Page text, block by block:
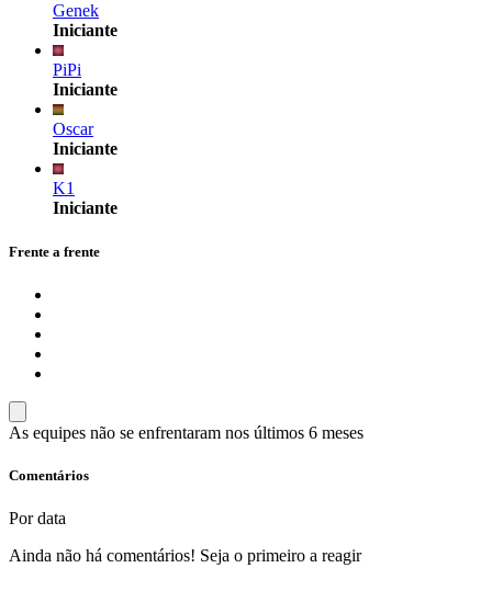
Genek
Iniciante
PiPi
Iniciante
Oscar
Iniciante
K1
Iniciante
Frente a frente
As equipes não se enfrentaram nos últimos 6 meses
Comentários
Por data
Ainda não há comentários! Seja o primeiro a reagir